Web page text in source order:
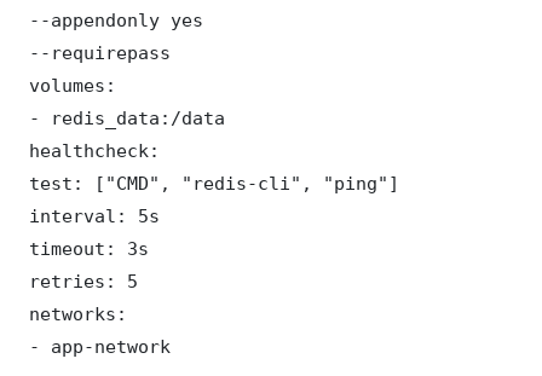
--appendonly yes
--requirepass
volumes:
- redis_data:/data
healthcheck:
test: ["CMD", "redis-cli", "ping"]
interval: 5s
timeout: 3s
retries: 5
networks:
- app-network